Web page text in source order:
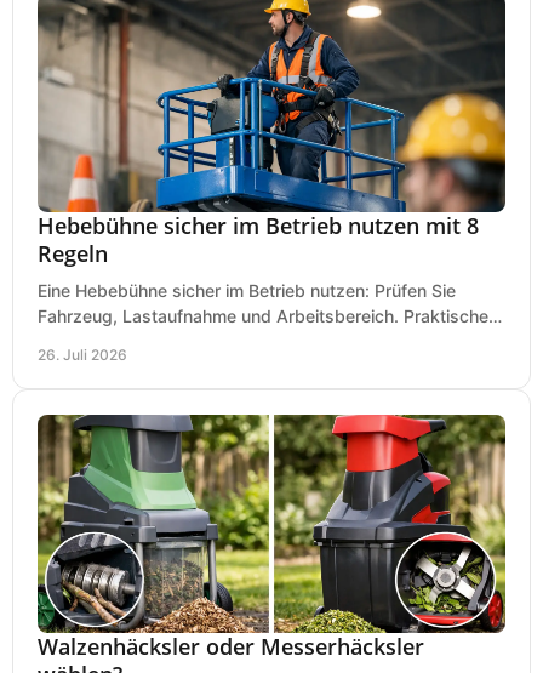
Hebebühne sicher im Betrieb nutzen mit 8
Regeln
Eine Hebebühne sicher im Betrieb nutzen: Prüfen Sie
Fahrzeug, Lastaufnahme und Arbeitsbereich. Praktische
26. Juli 2026
Walzenhäcksler oder Messerhäcksler